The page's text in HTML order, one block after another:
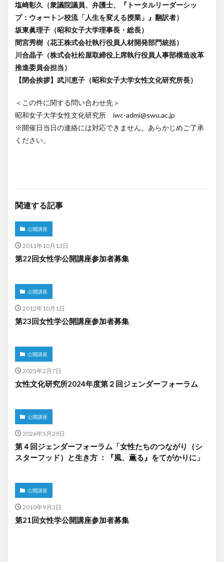
塩崎彰久（衆議院議員、弁護士、『トータルリーダーシッ
プ：ウォートン校流「人生を変える授業」』翻訳者）
坂東眞理子（昭和女子大学理事長・総長）
間宮秀樹（花王株式会社執行役員人材開発部門統括）
川合晶子（株式会社松屋取締役上席執行役員人事部構造改革
推進委員会担当）
【閉会挨拶】武川恵子（昭和女子大学女性文化研究所長）
＜この件に関する問い合わせ先＞
昭和女子大学女性文化研究所 iwc-admi@swu.ac.jp
※開催日当日の連絡には対応できません。あらかじめご了承
ください。
関連する記事
公開講座
2011年10月13日
第22回女性学公開講座参加者募集
公開講座
2012年10月1日
第23回女性学公開講座参加者募集
公開講座
2025年2月7日
女性文化研究所2024年度第２回ジェンダーフォーラム
公開講座
2026年5月29日
第４回ジェンダーフォーラム「女性たちのつながり（シ
スターフッド）と生き方 ：『風、薫る』をてがかりに」
公開講座
2010年9月3日
第21回女性学公開講座参加者募集